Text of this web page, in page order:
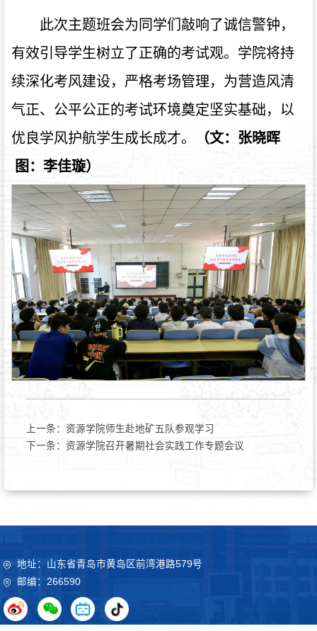
此次主题班会为同学们敲响了诚信警钟，
有效引导学生树立了正确的考试观。学院将持
续深化考风建设，严格考场管理，为营造风清
气正、公平公正的考试环境奠定坚实基础，以
优良学风护航学生成长成才。
（文：张晓晖
图：李佳璇）
上一条： 资源学院师生赴地矿五队参观学习
下一条： 资源学院召开暑期社会实践工作专题会议
地址：山东省青岛市黄岛区前湾港路579号
邮编：266590